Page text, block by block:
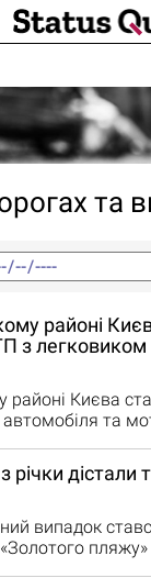
та
районі
з легковиком
районі Києва
автомобіля та
мотоцикліст, а
травмами
поліції, 53-
на вулицю
Geon
річки дістали
випадок
пляжу»